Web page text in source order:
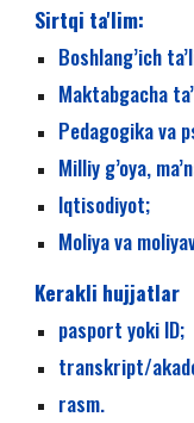
Sirtqi ta'lim:
Boshlang’ich
Maktabgacha
Pedagogika va
Milliy g’oya,
Iqtisodiyot;
Moliya va
Kerakli hujjatlar
pasport yoki ID;
transkript/
rasm.